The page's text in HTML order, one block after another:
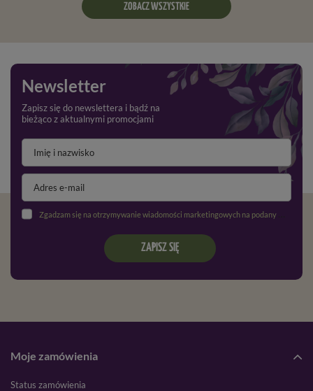
ZOBACZ WSZYSTKIE
Newsletter
Zapisz się do newslettera i bądź na
bieżąco z aktualnymi promocjami
Zgadzam się na otrzymywanie wiadomości marketingowych na podany adres e-mail oraz przetwarzanie danych osobowych zgodnie z
ZAPISZ SIĘ
Moje zamówienia
Status zamówienia